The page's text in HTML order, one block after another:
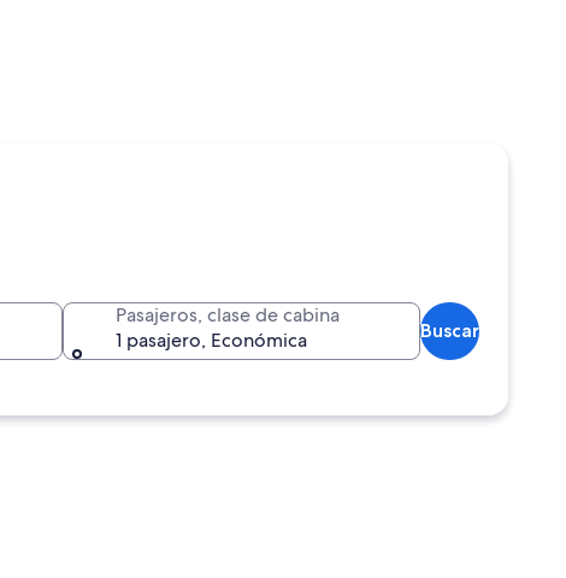
Pasajeros, clase de cabina
1 pasajero, Económica
Buscar